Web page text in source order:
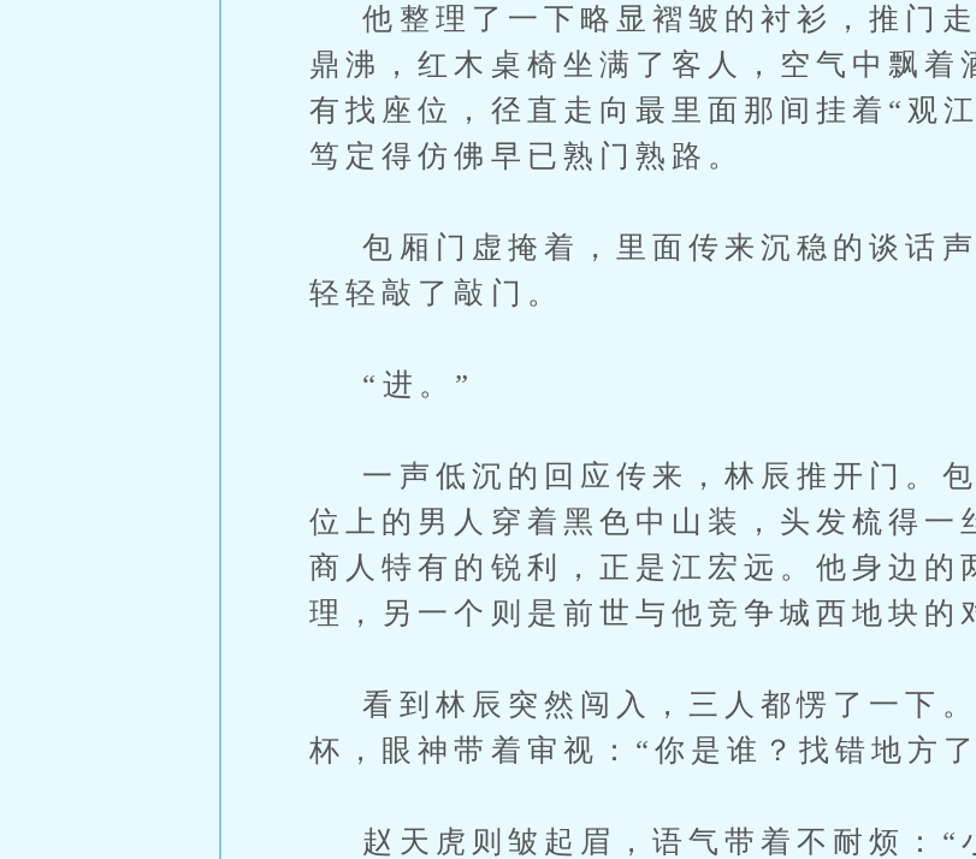
他整理了一下略显褶皱的衬衫，推门走
鼎沸，红木桌椅坐满了客人，空气中飘着
有找座位，径直走向最里面那间挂着“观
笃定得仿佛早已熟门熟路。
包厢门虚掩着，里面传来沉稳的谈话声
轻轻敲了敲门。
“进。”
一声低沉的回应传来，林辰推开门。包
位上的男人穿着黑色中山装，头发梳得一
商人特有的锐利，正是江宏远。他身边的
理，另一个则是前世与他竞争城西地块
看到林辰突然闯入，三人都愣了一下。
杯，眼神带着审视：“你是谁？找错地方
赵天虎则皱起眉，语气带着不耐烦：“